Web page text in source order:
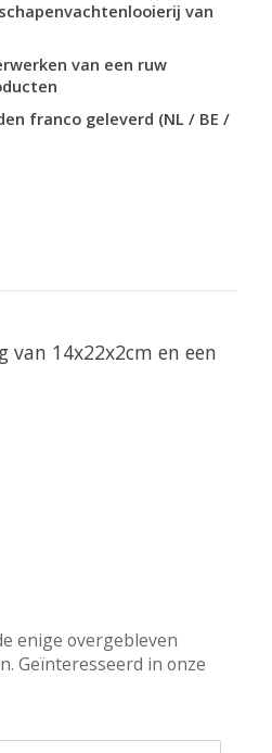
van
van een ruw
franco geleverd (NL / BE /
14x22x2cm en een
enige overgebleven
Geïnteresseerd in onze